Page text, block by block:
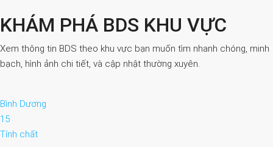
KHÁM PHÁ BDS KHU VỰC
Xem thông tin BDS theo khu vực bạn muốn tìm nhanh chóng, minh
bạch, hình ảnh chi tiết, và cập nhật thường xuyên.
Bình Dương
15
Tính chất